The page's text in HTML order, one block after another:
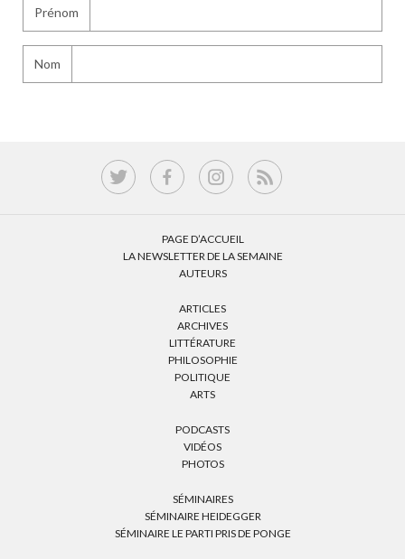
Prénom
Nom
PAGE D’ACCUEIL
LA NEWSLETTER DE LA SEMAINE
AUTEURS
ARTICLES
ARCHIVES
LITTÉRATURE
PHILOSOPHIE
POLITIQUE
ARTS
PODCASTS
VIDÉOS
PHOTOS
SÉMINAIRES
SÉMINAIRE HEIDEGGER
SÉMINAIRE LE PARTI PRIS DE PONGE